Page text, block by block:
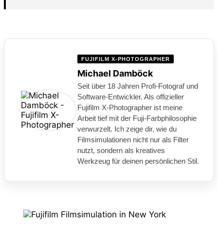
FUJIFILM X-PHOTOGRAPHER
Michael Damböck
Seit über 18 Jahren Profi-Fotograf und
Software-Entwickler. Als offizieller
Fujifilm X-Photographer ist meine
Arbeit tief mit der Fuji-Farbphilosophie
verwurzelt. Ich zeige dir, wie du
Filmsimulationen nicht nur als Filter
nutzt, sondern als kreatives
Werkzeug für deinen persönlichen Stil.